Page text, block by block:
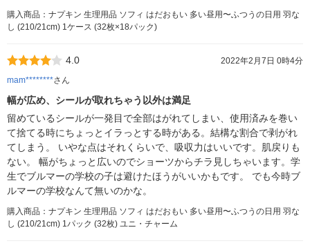
購入商品：ナプキン 生理用品 ソフィ はだおもい 多い昼用〜ふつうの日用 羽な
し (210/21cm) 1ケース (32枚×18パック)
4.0
2022年2月7日 0時4分
mam********さん
幅が広め、シールが取れちゃう以外は満足
留めているシールが一発目で全部はがれてしまい、使用済みを巻い
て捨てる時にちょっとイラっとする時がある。結構な割合で剥がれ
てしまう。 いやな点はそれくらいで、吸収力はいいです。肌戻りも
ない。 幅がちょっと広いのでショーツからチラ見しちゃいます。学
生でブルマーの学校の子は避けたほうがいいかもです。 でも今時ブ
ルマーの学校なんて無いのかな。
購入商品：ナプキン 生理用品 ソフィ はだおもい 多い昼用〜ふつうの日用 羽な
し (210/21cm) 1パック (32枚) ユニ・チャーム